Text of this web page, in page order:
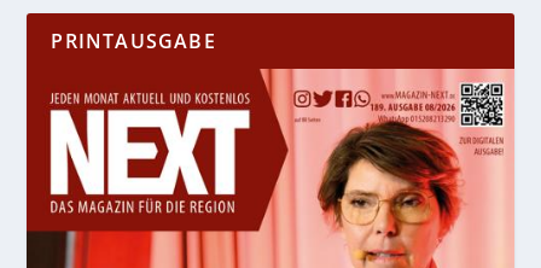
PRINTAUSGABE